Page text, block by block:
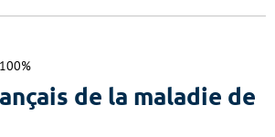
100%
de la maladie de